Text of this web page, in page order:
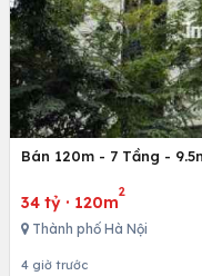
Bán 120m - 7 Tầng -
34 tỷ · 120m
2
Thành phố Hà Nội
4 giờ trước